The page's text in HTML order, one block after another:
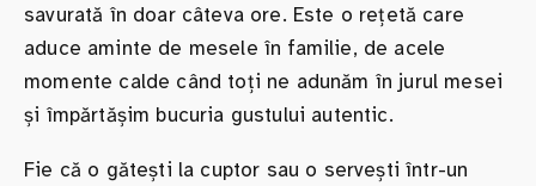
savurată în doar câteva ore. Este o rețetă care
aduce aminte de mesele în familie, de acele
momente calde când toți ne adunăm în jurul mesei
și împărtășim bucuria gustului autentic.
Fie că o gătești la cuptor sau o servești într-un